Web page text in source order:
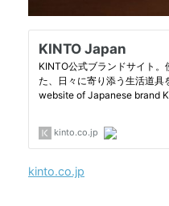
kinto.co.jp